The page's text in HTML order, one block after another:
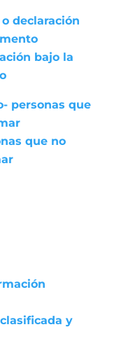
declaración
bajo la
personas que
que no
y